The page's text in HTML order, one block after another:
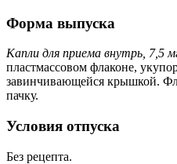
Форма выпуска
Капли для приема внутрь, 7,5
пластмассовом флаконе,
завинчивающейся крышкой.
пачку.
Условия отпуска
Без рецепта.